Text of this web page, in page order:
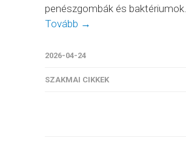
penészgombák és baktériumok...
Tovább →
2026-04-24
SZAKMAI CIKKEK